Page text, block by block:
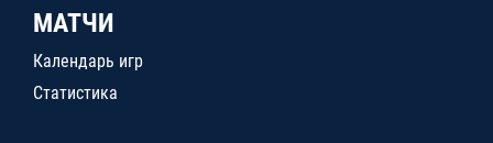
МАТЧИ
Календарь игр
Статистика